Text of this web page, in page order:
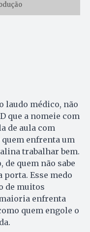
laudo médico, não
que a nomeie com
de aula com
quem enfrenta um
trabalhar bem.
quem não sabe
porta. Esse medo
de muitos
enfrenta
quem engole o